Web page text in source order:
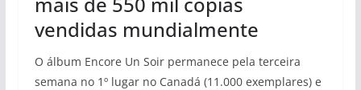
vendidas mundialmente
O álbum Encore Un Soir permanece pela terceira
semana no 1º lugar no Canadá (11.000 exemplares) e